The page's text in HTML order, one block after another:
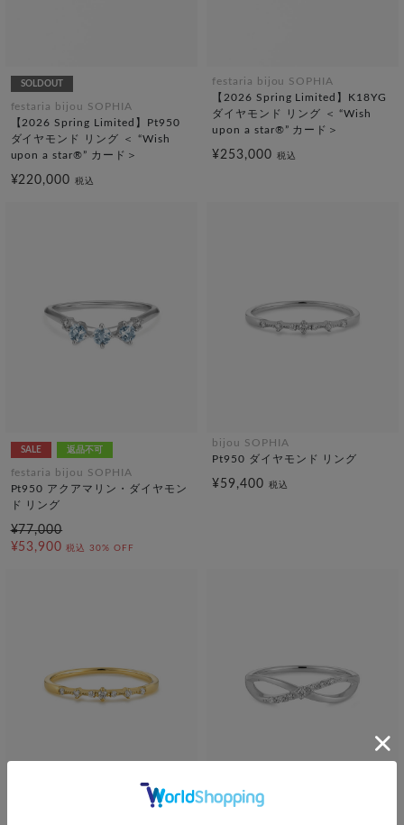
SOLDOUT
festaria bijou SOPHIA
【2026 Spring Limited】Pt950
ダイヤモンド リング ＜ “Wish
upon a star®” カード＞
¥220,000税込
festaria bijou SOPHIA
【2026 Spring Limited】K18YG
ダイヤモンド リング ＜ “Wish
upon a star®” カード＞
¥253,000 税込
SALE 返品不可
festaria bijou SOPHIA
Pt950 アクアマリン・ダイヤモン
ド リング
¥77,000
¥53,900 税込 30% OFF
bijou SOPHIA
Pt950 ダイヤモンド リング
¥59,400 税込
bijou SOPHIA